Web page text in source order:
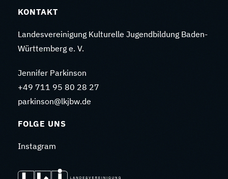
KONTAKT
Landesvereinigung Kulturelle Jugendbildung Baden-
Württemberg e. V.
Jennifer Parkinson
+49 711 95 80 28 27
parkinson@lkjbw.de
FOLGE UNS
Instagram